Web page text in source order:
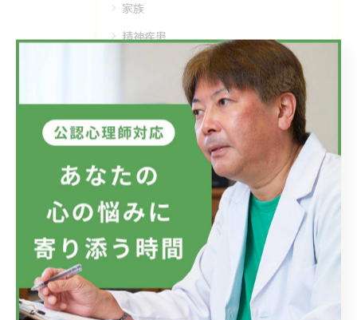
家族
精神疾患
メンタルヘルス
最近の投稿 Recent Posts
2026/07/08
フジテレビのドラマにおいて、ハラスメントのニュースが話題です...
2026/07/01
新しい視点の大切さ。